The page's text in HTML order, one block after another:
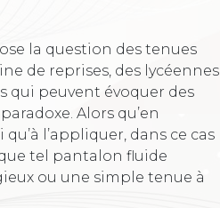
la question des tenues
de reprises, des lycéennes
qui peuvent évoquer des
Alors qu’en
l’appliquer, dans ce cas
tel pantalon fluide
ou une simple tenue à